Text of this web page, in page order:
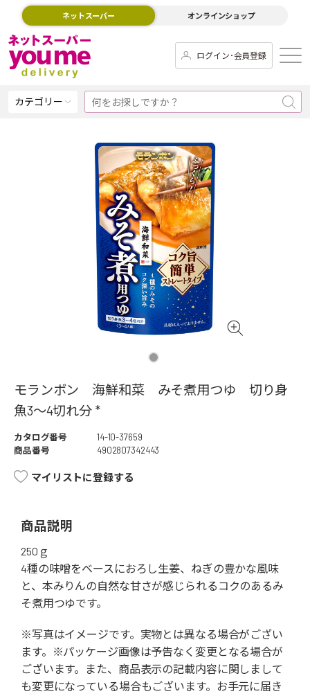
ネットスーパー オンラインショップ
ログイン･会員登録
カテゴリー
モランボン 海鮮和菜 みそ煮用つゆ 切り身
魚3～4切れ分 *
カタログ番号
14-10-37659
商品番号
4902807342443
マイリストに登録する
商品説明
250ｇ
4種の味噌をベースにおろし生姜、ねぎの豊かな風味
と、本みりんの自然な甘さが感じられるコクのあるみ
そ煮用つゆです。
※写真はイメージです。実物とは異なる場合がござい
ます。※パッケージ画像は予告なく変更となる場合が
ございます。また、商品表示の記載内容に関しまして
も変更になっている場合もございます。お手元に届き